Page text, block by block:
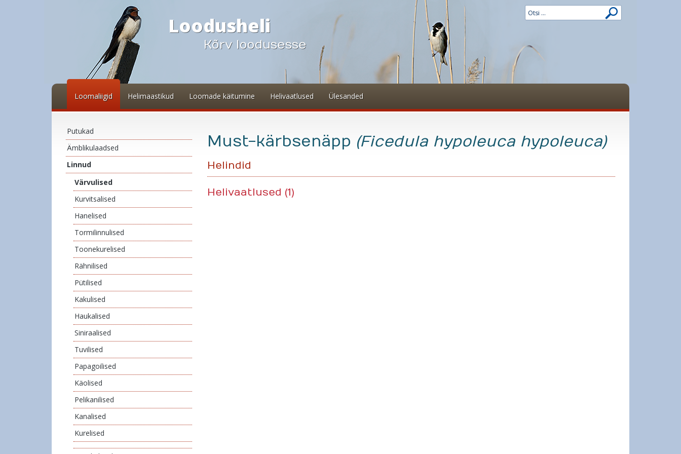
Loodusheli
Kõrv loodusesse
Loomaliigid Helimaastikud Loomade käitumine Helivaatlused Ülesanded
Putukad
Ämblikulaadsed
Linnud
Värvulised
Kurvitsalised
Hanelised
Tormilinnulised
Toonekurelised
Rähnilised
Pütilised
Kakulised
Haukalised
Siniraalised
Tuvilised
Papagoilised
Käolised
Pelikanilised
Kanalised
Kurelised
Must-kärbsenäpp (Ficedula hypoleuca hypoleuca)
Helindid
Helivaatlused (1)